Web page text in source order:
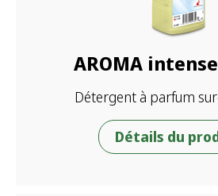
AROMA
Détergent à parfum
Détails du